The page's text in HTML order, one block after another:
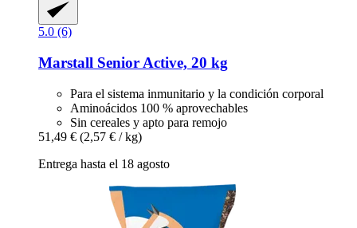
5.0 (6)
Marstall Senior Active, 20 kg
Para el sistema inmunitario y la condición corporal
Aminoácidos 100 % aprovechables
Sin cereales y apto para remojo
51,49 € (2,57 € / kg)
Entrega hasta el 18 agosto